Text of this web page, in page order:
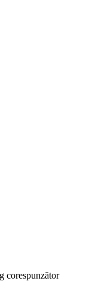
corespunzător